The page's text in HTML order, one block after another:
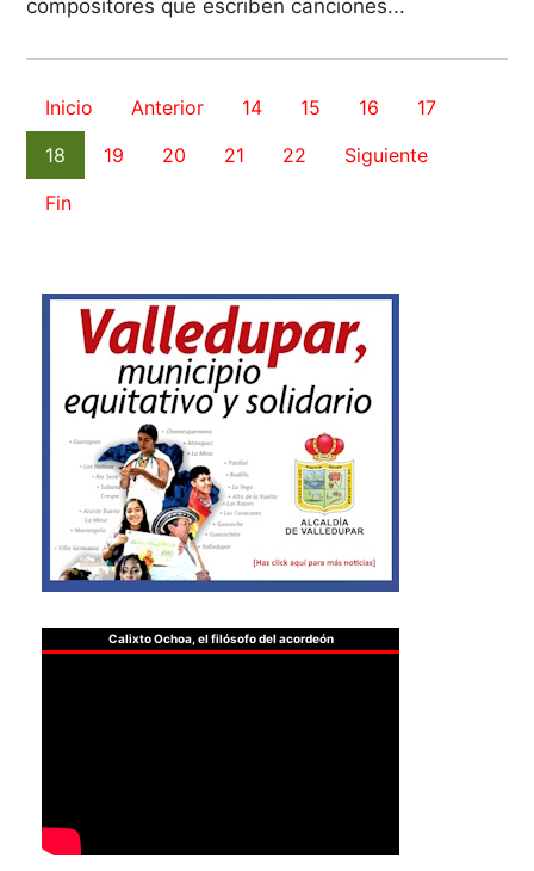
compositores que escriben canciones...
Inicio Anterior 14 15 16
17
18
19 20 21 22
Siguiente
Fin
Calixto Ochoa, el filósofo del acordeón